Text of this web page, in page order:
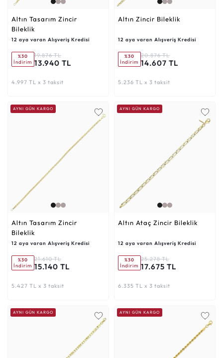
Altın Tasarım Zincir
Bileklik
12 aya varan Alışveriş Kredisi
%30
İndirim
19.876 TL
13.940 TL
4.997 TL x 3 taksit
Altın Zincir Bileklik
12 aya varan Alışveriş Kredisi
%30
İndirim
20.876 TL
14.607 TL
5.236 TL x 3 taksit
AYNI GÜN KARGO
Altın Tasarım Zincir
Bileklik
12 aya varan Alışveriş Kredisi
%30
İndirim
21.610 TL
15.140 TL
5.427 TL x 3 taksit
AYNI GÜN KARGO
Altın Ataç Zincir Bileklik
12 aya varan Alışveriş Kredisi
%30
İndirim
25.278 TL
17.675 TL
6.335 TL x 3 taksit
AYNI GÜN KARGO AYNI GÜN KARGO